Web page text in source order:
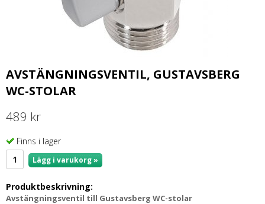
AVSTÄNGNINGSVENTIL, GUSTAVSBERG
WC-STOLAR
489 kr
Finns i lager
Lägg i varukorg »
Produktbeskrivning:
Avstängningsventil till Gustavsberg WC-stolar